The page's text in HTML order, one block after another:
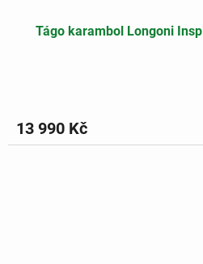
Tágo karambol Longoni
13 990 Kč